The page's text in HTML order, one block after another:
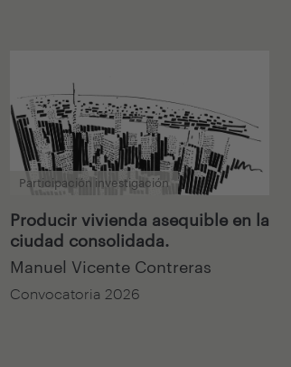
Participación investigación
Producir vivienda asequible en la
ciudad consolidada.
Manuel Vicente Contreras
Convocatoria 2026